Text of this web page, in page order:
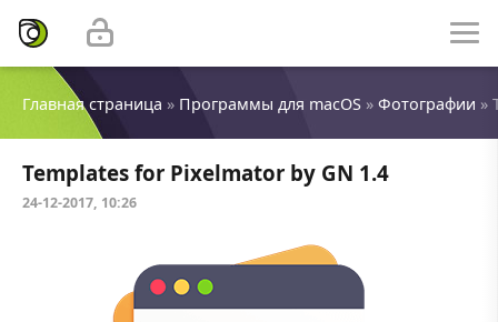
Главная страница » Программы для macOS » Фотографии »
Templates for Pixelmator by GN 1.4
24-12-2017, 10:26